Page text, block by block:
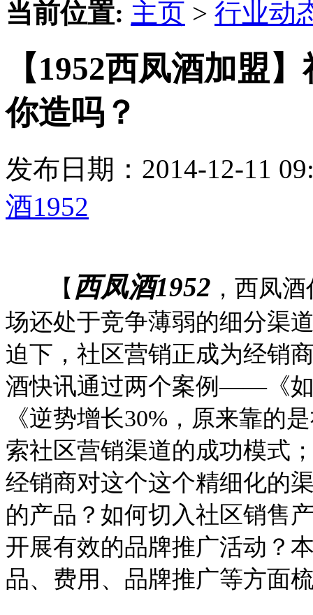
当前位置: 主页 > 行业动
【1952西凤酒加盟
你造吗？
发布日期：2014-12-11
酒1952
【 西凤酒1952 ，西凤
场还处于竞争薄弱的细分渠
迫下，社区营销正成为经销
酒快讯通过两个案例——《
《逆势增长30%，原来靠的
索社区营销渠道的成功模式
经销商对这个这个精细化的
的产品？如何切入社区销售
开展有效的品牌推广活动？
品、费用、品牌推广等方面